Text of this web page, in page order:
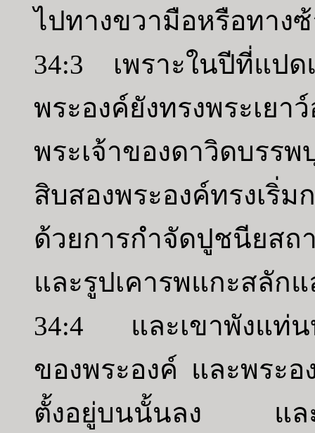
ไปทางขวามือหรือทาง
34:3 เพราะในปีที่แป
พระองค์ยังทรงพระเย
พระเจ้าของดาวิดบร
สิบสองพระองค์ทรงเริ่ม
ด้วยการกำจัดปูชนียสถ
และรูปเคารพแกะสลัก
34:4 และเขาพังแท่น
ของพระองค์ และพระอ
ตั้งอยู่บนนั้นลง และพ